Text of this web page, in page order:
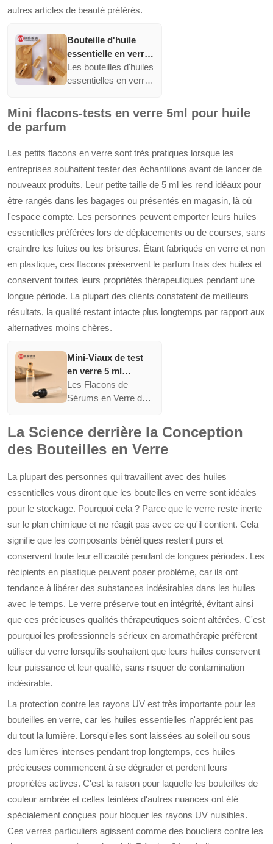
autres articles de beauté préférés.
Bouteille d'huile
essentielle en verre
fauve pour essence
faciale 10ml 20ml
avec distributeur en
bambou bois et
Les bouteilles d'huiles
essentielles en verre
propriétés
protectrices qui
de vie des huiles et
design élégant et
leurs tailles variées
les rendent adaptées
aussi bien pour les
échantillons que pour
produits complètes.
Mini flacons-tests en verre 5ml pour huile
de parfum
Les petits flacons en verre sont très pratiques lorsque les
entreprises souhaitent tester des échantillons avant de lancer de
nouveaux produits. Leur petite taille de 5 ml les rend idéaux pour
être rangés dans les bagages ou présentés en magasin, là où
l'espace compte. Les personnes peuvent emporter leurs huiles
essentielles préférées lors de déplacements ou de courses, sans
craindre les fuites ou les brisures. Étant fabriqués en verre et non
en plastique, ces flacons préservent le parfum frais des huiles et
conservent toutes leurs propriétés thérapeutiques pendant une
longue période. La plupart des clients constatent de meilleurs
résultats, la qualité restant intacte plus longtemps par rapport aux
alternatives moins chères.
Mini-Viaux de test
en verre 5 ml
Bouteilles liquides
d' huile de parfum
essentielle pour les
voyages
Les Flacons de
Sérums en Verre de
parfaits pour une
utilisation en
déplacement, les
les voyages et les
essais. Ces flacons
conservent l'efficacité
et l'arôme des huiles,
offrant aux
consommateurs des
expériences de
qualité authentique.
La Science derrière la Conception
des Bouteilles en Verre
La plupart des personnes qui travaillent avec des huiles
essentielles vous diront que les bouteilles en verre sont idéales
pour le stockage. Pourquoi cela ? Parce que le verre reste inerte
sur le plan chimique et ne réagit pas avec ce qu'il contient. Cela
signifie que les composants bénéfiques restent purs et
conservent toute leur efficacité pendant de longues périodes. Les
récipients en plastique peuvent poser problème, car ils ont
tendance à libérer des substances indésirables dans les huiles
avec le temps. Le verre préserve tout en intégrité, évitant ainsi
que ces précieuses qualités thérapeutiques soient altérées. C'est
pourquoi les professionnels sérieux en aromathérapie préfèrent
utiliser du verre lorsqu'ils souhaitent que leurs huiles conservent
leur puissance et leur qualité, sans risquer de contamination
indésirable.
La protection contre les rayons UV est très importante pour les
bouteilles en verre, car les huiles essentielles n'apprécient pas
du tout la lumière. Lorsqu'elles sont laissées au soleil ou sous
des lumières intenses pendant trop longtemps, ces huiles
précieuses commencent à se dégrader et perdent leurs
propriétés actives. C'est la raison pour laquelle les bouteilles de
couleur ambrée et celles teintées d'autres nuances ont été
spécialement conçues pour bloquer les rayons UV nuisibles.
Ces verres particuliers agissent comme des boucliers contre les